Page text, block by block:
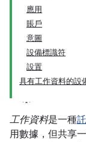
應用
賬戶
意圖
設備標識符
設置
具有工作資料的設
工作資料是一種
用數據，但共享